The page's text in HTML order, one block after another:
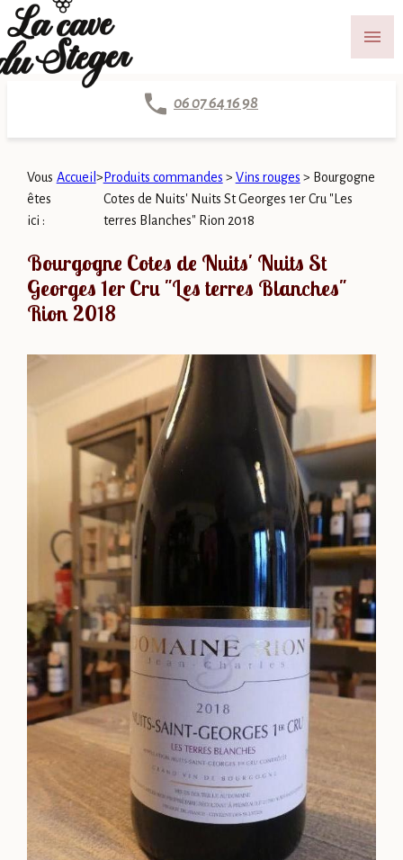
menu
06 07 64 16 98
Vous
êtes
ici :
Accueil > Produits commandes > Vins rouges > Bourgogne
Cotes de Nuits' Nuits St Georges 1er Cru "Les
terres Blanches" Rion 2018
Bourgogne Cotes de Nuits' Nuits St
Georges 1er Cru "Les terres Blanches"
Rion 2018
Panneau de gestion des cookies